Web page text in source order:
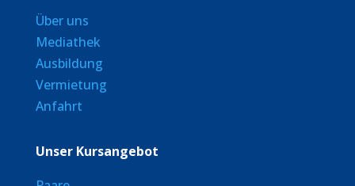
Über uns
Mediathek
Ausbildung
Vermietung
Anfahrt
Unser Kursangebot